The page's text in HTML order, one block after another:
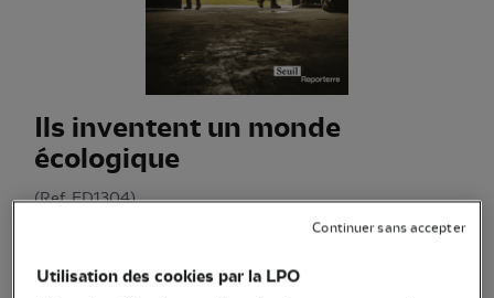
Ils inventent un monde
écologique
(Ref.ED1304)
Venez à la rencontre de ces "gens ordinaires qui prouvent
Utilisation des cookies par la LPO
Continuer sans accepter